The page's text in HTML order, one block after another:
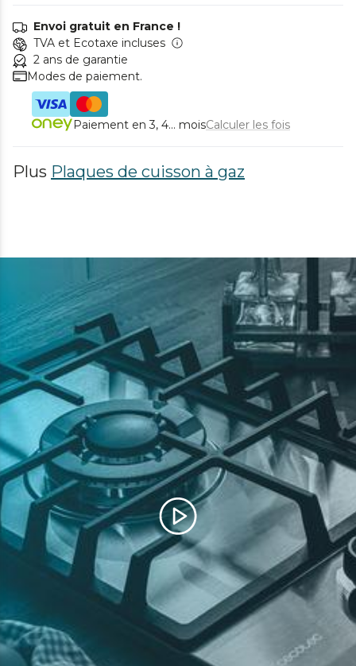
Envoi gratuit en France !
TVA et Ecotaxe incluses
2 ans de garantie
Modes de paiement.
Paiement en 3, 4... moisCalculer les fois
Plus Plaques de cuisson à gaz